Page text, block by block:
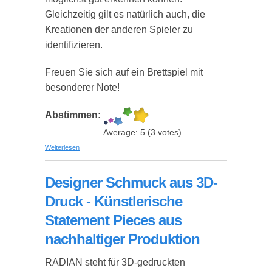
Gleichzeitig gilt es natürlich auch, die
Kreationen der anderen Spieler zu
identifizieren.
Freuen Sie sich auf ein Brettspiel mit
besonderer Note!
Abstimmen:
Average: 5 (3 votes)
Weiterlesen über "Pictures" - Originelles Brettspiel für die
Designer Schmuck aus 3D-
Druck - Künstlerische
Statement Pieces aus
nachhaltiger Produktion
RADIAN steht für 3D-gedruckten